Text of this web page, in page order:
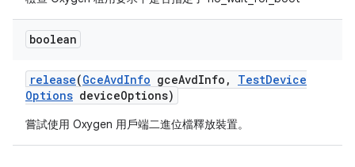
boolean
release(GceAvdInfo gceAvdInfo , TestDevice
Options deviceOptions)
嘗試使用 Oxygen 用戶端二進位檔釋放裝置。